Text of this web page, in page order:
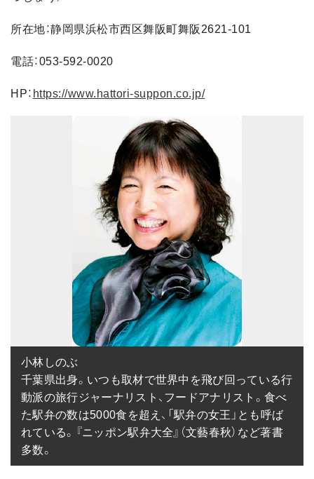
所在地：静岡県浜松市西区舞阪町舞阪2621-101
電話：053-592-0020
HP： https://www.hattori-suppon.co.jp/
小林しのぶ
千葉県出身。いつも取材で世界中を飛び回っている行
動派の旅行ジャーナリスト、フードアナリスト。食べ
た駅弁の数は5000食を超え、「駅弁の女王」とも呼ば
れている。『ニッポン駅弁大全』（文藝春秋）など著書
多数。